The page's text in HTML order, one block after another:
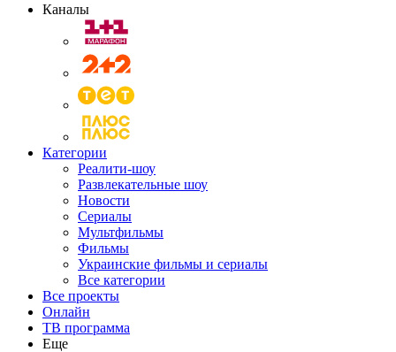
Каналы
Категории
Реалити-шоу
Развлекательные шоу
Новости
Сериалы
Мультфильмы
Фильмы
Украинские фильмы и сериалы
Все категории
Все проекты
Онлайн
ТВ программа
Еще